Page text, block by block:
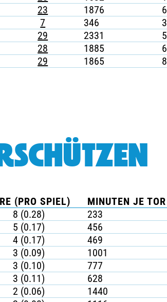
23 1876 6
7 346 3
29 2331 5
28 1885 6
29 1865 8
(PRO SPIEL) MINUTEN JE TOR
8 (0.28) 233
5 (0.17) 456
4 (0.17) 469
3 (0.09) 1001
3 (0.10) 777
3 (0.11) 628
2 (0.06) 1440